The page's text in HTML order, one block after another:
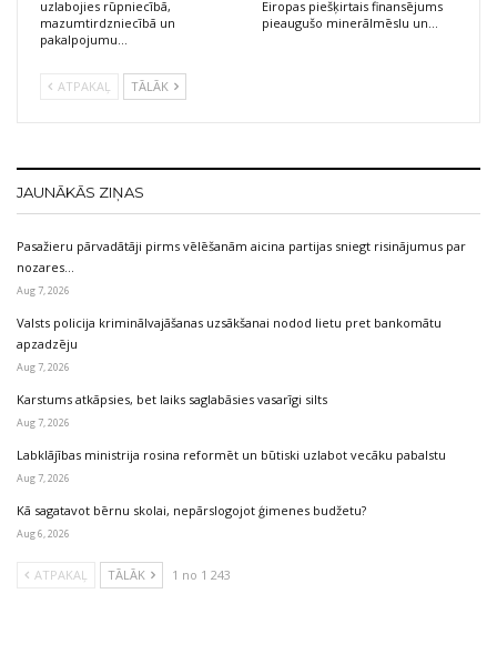
uzlabojies rūpniecībā,
mazumtirdzniecībā un
pakalpojumu…
Eiropas piešķirtais finansējums
pieaugušo minerālmēslu un…
ATPAKAĻ TĀLĀK
JAUNĀKĀS ZIŅAS
Pasažieru pārvadātāji pirms vēlēšanām aicina partijas sniegt risinājumus par
nozares…
Aug 7, 2026
Valsts policija kriminālvajāšanas uzsākšanai nodod lietu pret bankomātu
apzadzēju
Aug 7, 2026
Karstums atkāpsies, bet laiks saglabāsies vasarīgi silts
Aug 7, 2026
Labklājības ministrija rosina reformēt un būtiski uzlabot vecāku pabalstu
Aug 7, 2026
Kā sagatavot bērnu skolai, nepārslogojot ģimenes budžetu?
Aug 6, 2026
ATPAKAĻ TĀLĀK 1 no 1 243